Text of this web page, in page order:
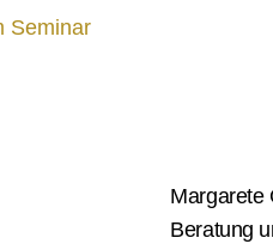
Seminar
Margarete
Beratung